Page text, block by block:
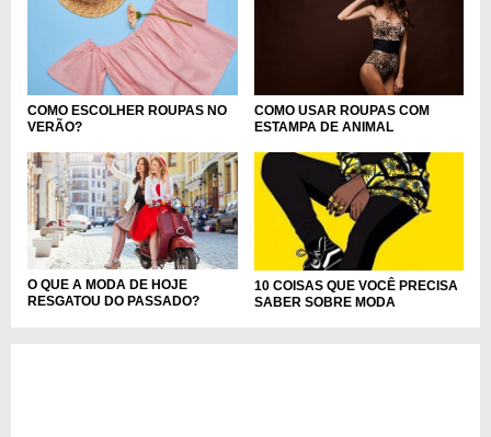
COMO ESCOLHER ROUPAS NO
VERÃO?
COMO USAR ROUPAS COM
ESTAMPA DE ANIMAL
O QUE A MODA DE HOJE
RESGATOU DO PASSADO?
10 COISAS QUE VOCÊ PRECISA
SABER SOBRE MODA